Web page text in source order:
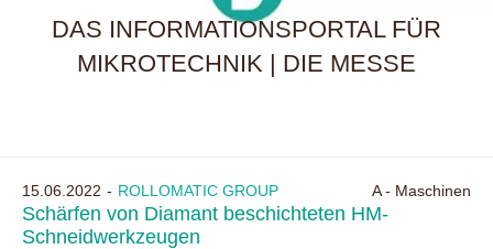
DAS INFORMATIONSPORTAL FÜR
MIKROTECHNIK | DIE MESSE
15.06.2022 ROLLOMATIC GROUP A - Maschinen
Schärfen von Diamant beschichteten HM-
Schneidwerkzeugen